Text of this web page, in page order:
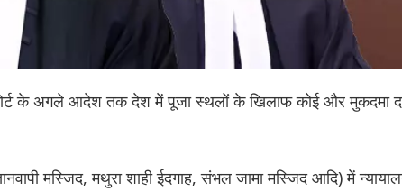
के अगले आदेश तक देश में पूजा स्थलों के खिलाफ कोई और मुकदमा
मस्जिद, मथुरा शाही ईदगाह, संभल जामा मस्जिद आदि) में